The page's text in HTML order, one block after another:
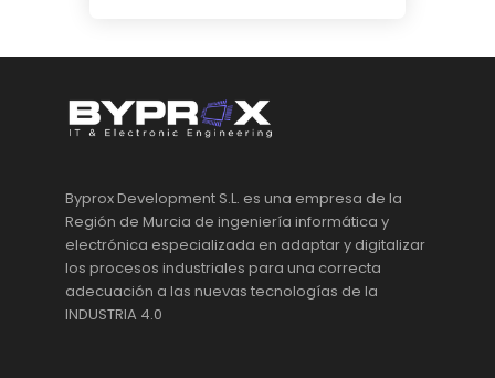
Byprox Development S.L. es una empresa de la
Región de Murcia de ingeniería informática y
electrónica especializada en adaptar y digitalizar
los procesos industriales para una correcta
adecuación a las nuevas tecnologías de la
INDUSTRIA 4.0